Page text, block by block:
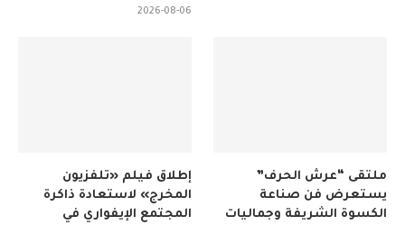
2026-08-06
إطلاق فيلم «تلفزيون
المخرج» لاستعادة ذاكرة
المجتمع الإيفواري في
ملتقى “عرش الحرف”
يستعرض فن صناعة
الكسوة الشريفة وجماليات